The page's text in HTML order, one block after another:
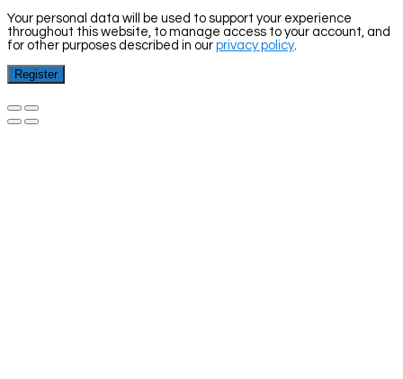
Your personal data will be used to support your experience
throughout this website, to manage access to your account, and
for other purposes described in our privacy policy
Register